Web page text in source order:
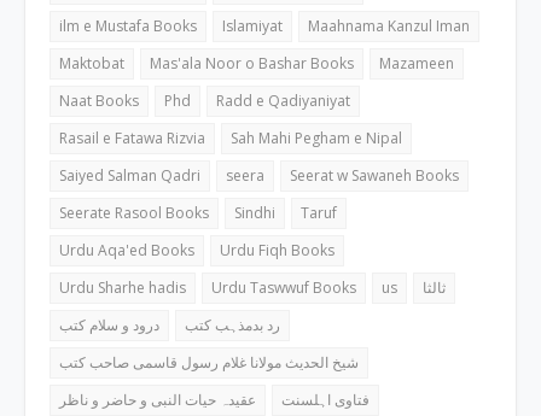
ilm e Mustafa Books
Islamiyat
Maahnama Kanzul Iman
Maktobat
Mas'ala Noor o Bashar Books
Mazameen
Naat Books
Phd
Radd e Qadiyaniyat
Rasail e Fatawa Rizvia
Sah Mahi Pegham e Nipal
Saiyed Salman Qadri
seera
Seerat w Sawaneh Books
Seerate Rasool Books
Sindhi
Taruf
Urdu Aqa'ed Books
Urdu Fiqh Books
Urdu Sharhe hadis
Urdu Taswwuf Books us
ثالثا
درود و سلام کتب
رد بدمذہب کتب
شیخ الحدیث مولانا غلام رسول قاسمی صاحب کتب
عقیدہ حیات النبی و حاضر و ناظر
فتاوی اہلسنت